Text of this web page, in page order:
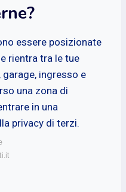
essere posizionate
rientra tra le tue
ingresso e
una zona di
in una
privacy di terzi.